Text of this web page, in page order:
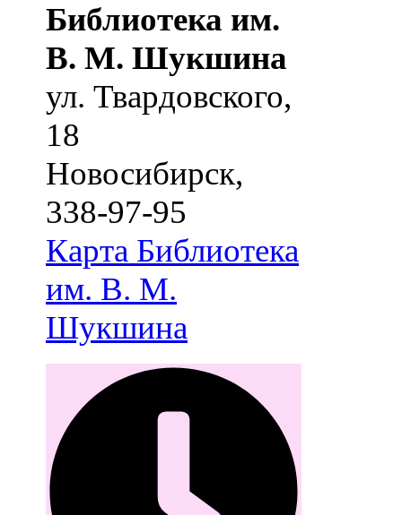
Библиотека им.
В. М. Шукшина
ул. Твардовского,
18
Новосибирск,
338-97-95
Карта Библиотека
им. В. М.
Шукшина